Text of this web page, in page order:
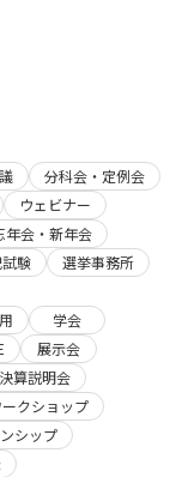
分科会・定例会
ウェビナー
年会・新年会
験
選挙事務所
学会
展示会
決算説明会
ークショップ
シップ